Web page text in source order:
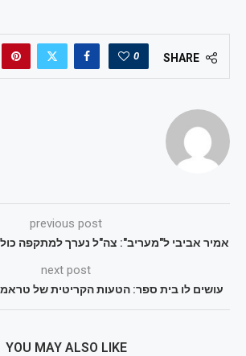
SHARE
0
previous post
אמיר אביבי ל"מעריב": צה"ל נערך למתקפה
next post
עושים לו בית ספר: הטעות הקריטית של
YOU MAY ALSO LIKE